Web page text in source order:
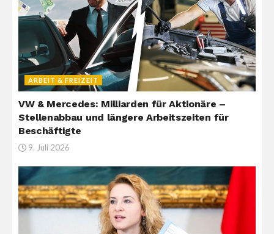
ARBEIT & FREIZEIT
VW & Mercedes: Milliarden für Aktionäre –
Stellenabbau und längere Arbeitszeiten für
Beschäftigte
9. Juli 2026